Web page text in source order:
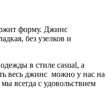
форму. Джинс
без узелков и
в стиле casual, а
весь джинс можно у нас на
всегда с удовольствием